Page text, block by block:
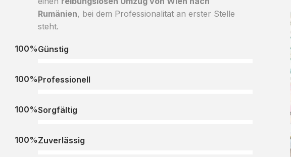
Rumänien, bei dem Professionalität an erster Stelle
steht.
Günstig
100%
Professionell
100%
Sorgfältig
100%
Zuverlässig
100%